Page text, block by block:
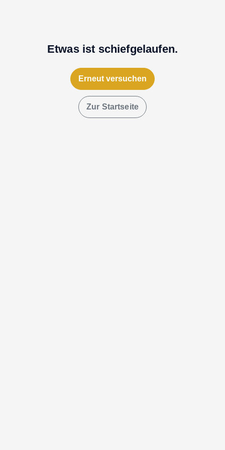
Etwas ist schiefgelaufen.
Erneut versuchen
Zur Startseite